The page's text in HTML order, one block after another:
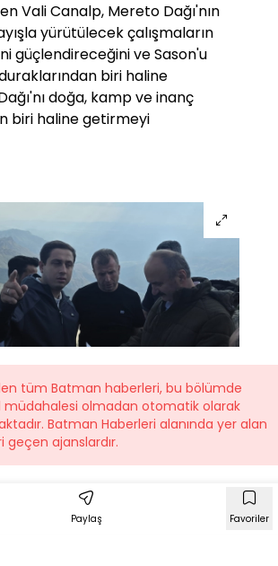
Vali Canalp, Mereto Dağı'nın
yürütülecek çalışmaların
güçlendireceğini ve Sason'u
biri haline
doğa, kamp ve inanç
biri haline getirmeyi
tüm Batman haberleri, bu bölümde
olmadan otomatik olarak
Batman Haberleri alanında yer alan
ajanslardır.
Paylaş Favoriler